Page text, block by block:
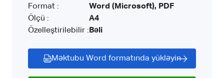
Format :
Ölçü :
Özelleştirilebilir :
Word (Microsoft), PDF
A4
Bəli
Məktubu Word formatında yükləyin